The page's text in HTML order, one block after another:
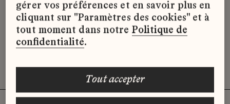
Désolé, il semble qu’il n’y ait pas
d’offres d’emploi disponibles pour le
moment.
gérer vos préférences et en savoir plus en
cliquant sur "Paramètres des cookies" et à
tout moment dans notre Politique de
confidentialité.
tout accepter